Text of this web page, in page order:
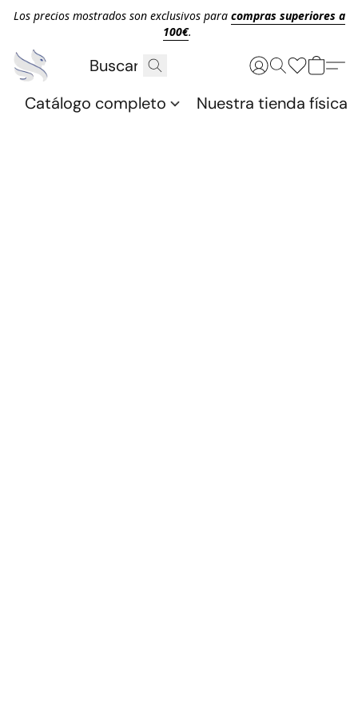
Los precios mostrados son exclusivos para compras superiores a
100€.
Catálogo completo Nuestra tienda física